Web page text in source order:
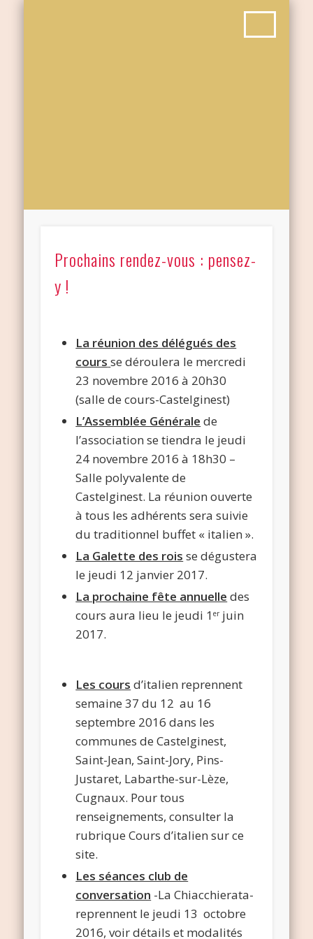
Prochains rendez-vous : pensez-
y !
La réunion des délégués des
cours se déroulera le mercredi
23 novembre 2016 à 20h30
(salle de cours-Castelginest)
L’Assemblée Générale de
l’association se tiendra le jeudi
24 novembre 2016 à 18h30 –
Salle polyvalente de
Castelginest. La réunion ouverte
à tous les adhérents sera suivie
du traditionnel buffet « italien ».
La Galette des rois se dégustera
le jeudi 12 janvier 2017.
La prochaine fête annuelle des
cours aura lieu le jeudi 1er juin
2017.
Les cours d’italien reprennent
semaine 37 du 12 au 16
septembre 2016 dans les
communes de Castelginest,
Saint-Jean, Saint-Jory, Pins-
Justaret, Labarthe-sur-Lèze,
Cugnaux. Pour tous
renseignements, consulter la
rubrique Cours d’italien sur ce
site.
Les séances club de
conversation -La Chiacchierata-
reprennent le jeudi 13 octobre
2016, voir détails et modalités